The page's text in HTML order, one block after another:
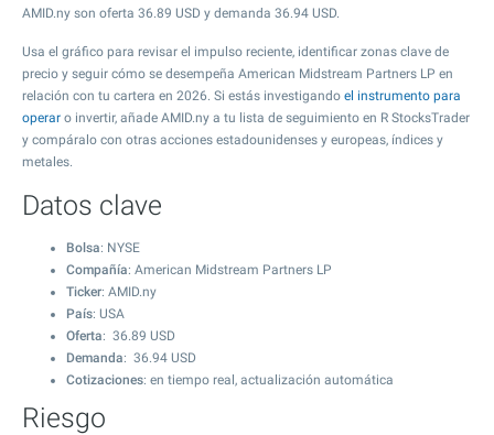
AMID.ny son oferta 36.89 USD y demanda 36.94 USD.
Usa el gráfico para revisar el impulso reciente, identificar zonas clave de
precio y seguir cómo se desempeña American Midstream Partners LP en
relación con tu cartera en 2026. Si estás investigando el instrumento para
operar o invertir, añade AMID.ny a tu lista de seguimiento en R StocksTrader
y compáralo con otras acciones estadounidenses y europeas, índices y
metales.
Datos clave
Bolsa: NYSE
Compañía: American Midstream Partners LP
Ticker: AMID.ny
País: USA
Oferta: 36.89 USD
Demanda: 36.94 USD
Cotizaciones: en tiempo real, actualización automática
Riesgo